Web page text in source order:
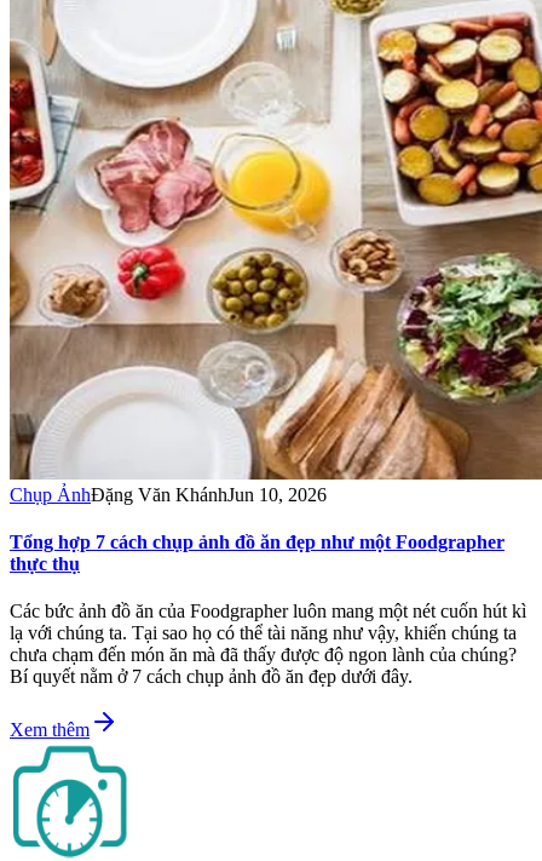
Chụp ẢnhĐặng Văn KhánhJun 10, 2026
Tổng hợp 7 cách chụp ảnh đồ ăn đẹp như một Foodgrapher
thực thụ
Các bức ảnh đồ ăn của Foodgrapher luôn mang một nét cuốn hút kì
lạ với chúng ta. Tại sao họ có thể tài năng như vậy, khiến chúng ta
chưa chạm đến món ăn mà đã thấy được độ ngon lành của chúng?
Bí quyết nằm ở 7 cách chụp ảnh đồ ăn đẹp dưới đây.
Xem thêm